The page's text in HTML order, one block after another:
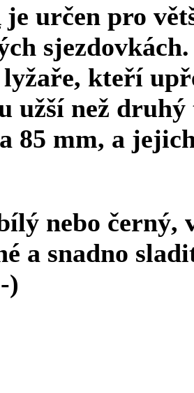
je určen pro
kteří
užší než
85 mm, a
nebo černý,
a snadno
)